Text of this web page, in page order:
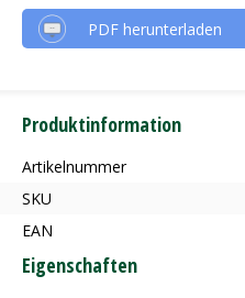
PDF herunterladen
Produktinformation
Artikelnummer
SKU
EAN
Eigenschaften